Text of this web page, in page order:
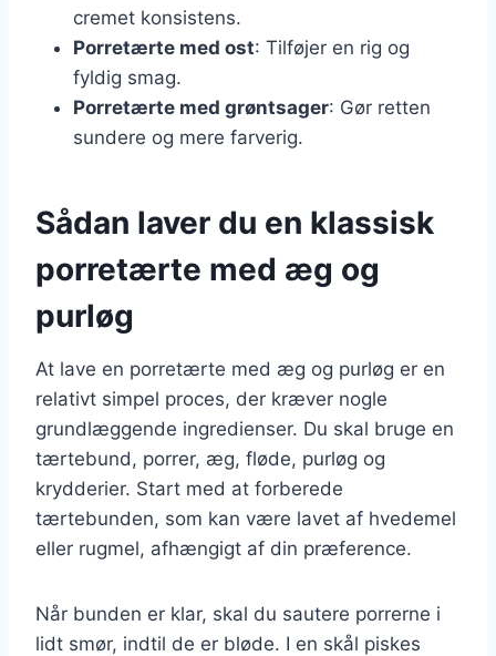
cremet konsistens.
Porretærte med ost: Tilføjer en rig og
fyldig smag.
Porretærte med grøntsager: Gør retten
sundere og mere farverig.
Sådan laver du en klassisk
porretærte med æg og
purløg
At lave en porretærte med æg og purløg er en
relativt simpel proces, der kræver nogle
grundlæggende ingredienser. Du skal bruge en
tærtebund, porrer, æg, fløde, purløg og
krydderier. Start med at forberede
tærtebunden, som kan være lavet af hvedemel
eller rugmel, afhængigt af din præference.
Når bunden er klar, skal du sautere porrerne i
lidt smør, indtil de er bløde. I en skål piskes